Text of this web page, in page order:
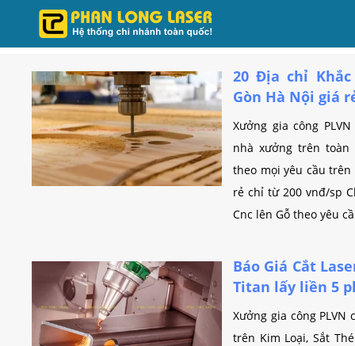
20 Địa chỉ
Gòn Hà Nội giá
Xưởng gia công
nhà xưởng trên toàn
theo mọi yêu cầu
rẻ chỉ từ 200 vnđ/sp
Cnc lên Gỗ theo yêu
Báo Giá Cắt
Titan lấy liền 5
Xưởng gia công PLVN
trên Kim Loại, Sắt